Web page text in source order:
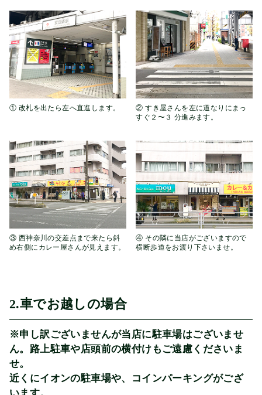
① 改札を出たら左へ直進します。
② すき屋さんを左に道なりにまっ
すぐ２〜３ 分進みます。
③ 西神奈川の交差点まで来たら斜
め右側にカレー屋さんが見えます。
④ その隣に当店がございますので
横断歩道をお渡り下さいませ。
2.車でお越しの場合
※申し訳ございませんが当店に駐車場はございませ
ん。路上駐車や店頭前の横付けもご遠慮くださいま
せ。
近くにイオンの駐車場や、コインパーキングがござ